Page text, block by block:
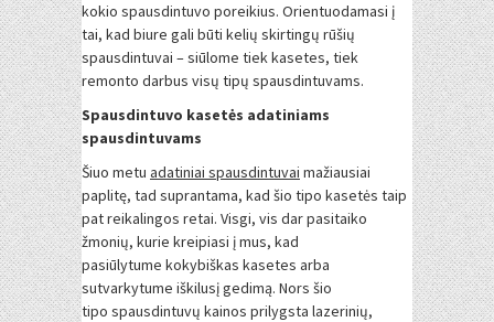
kokio spausdintuvo poreikius. Orientuodamasi į
tai, kad biure gali būti kelių skirtingų rūšių
spausdintuvai – siūlome tiek kasetes, tiek
remonto darbus visų tipų spausdintuvams.
Spausdintuvo kasetės adatiniams
spausdintuvams
Šiuo metu adatiniai spausdintuvai mažiausiai
paplitę, tad suprantama, kad šio tipo kasetės taip
pat reikalingos retai. Visgi, vis dar pasitaiko
žmonių, kurie kreipiasi į mus, kad
pasiūlytume kokybiškas kasetes arba
sutvarkytume iškilusį gedimą. Nors šio
tipo spausdintuvų kainos prilygsta lazerinių,